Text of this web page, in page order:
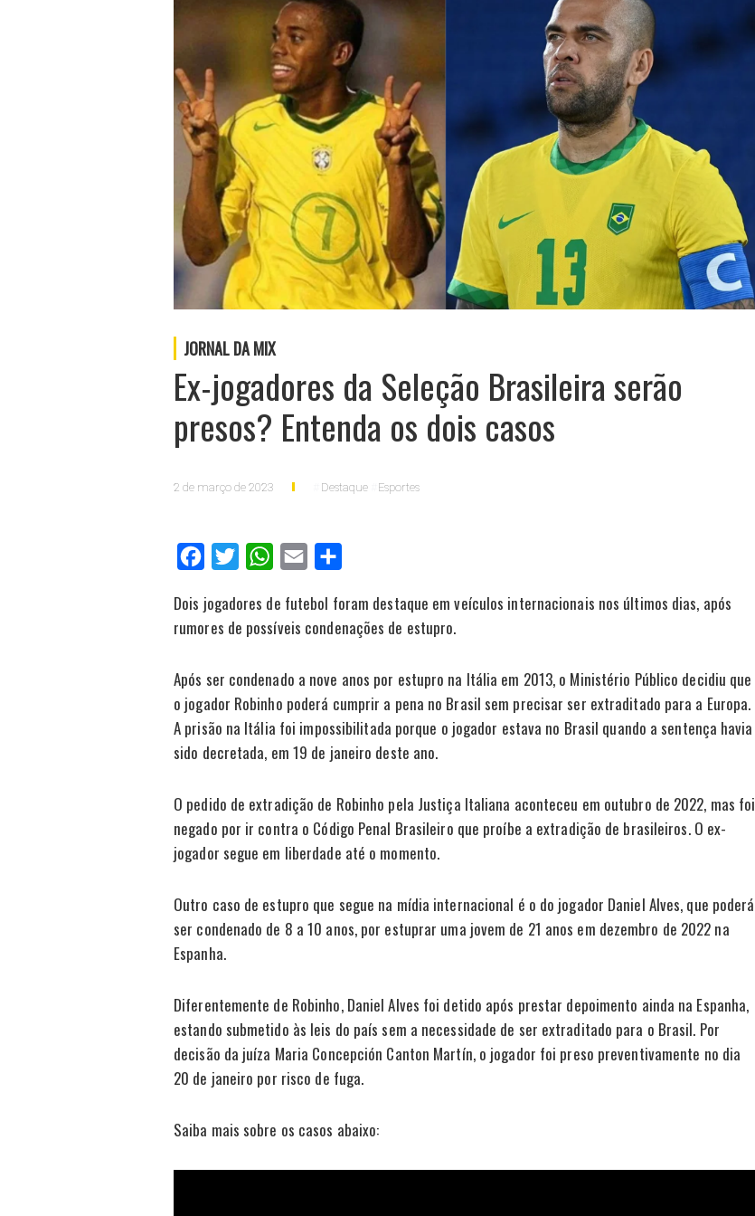
JORNAL DA MIX
Ex-jogadores da Seleção Brasileira serão
presos? Entenda os dois casos
2 de março de 2023 Destaque Esportes
FacebookTwitter WhatsAppEmail
Dois jogadores de futebol foram destaque em veículos internacionais nos últimos dias, após
rumores de possíveis condenações de estupro.
Após ser condenado a nove anos por estupro na Itália em 2013, o Ministério Público decidiu que
o jogador Robinho poderá cumprir a pena no Brasil sem precisar ser extraditado para a Europa.
A prisão na Itália foi impossibilitada porque o jogador estava no Brasil quando a sentença havia
sido decretada, em 19 de janeiro deste ano.
O pedido de extradição de Robinho pela Justiça Italiana aconteceu em outubro de 2022, mas foi
negado por ir contra o Código Penal Brasileiro que proíbe a extradição de brasileiros. O ex-
jogador segue em liberdade até o momento.
Outro caso de estupro que segue na mídia internacional é o do jogador Daniel Alves, que poderá
ser condenado de 8 a 10 anos, por estuprar uma jovem de 21 anos em dezembro de 2022 na
Espanha.
Diferentemente de Robinho, Daniel Alves foi detido após prestar depoimento ainda na Espanha,
estando submetido às leis do país sem a necessidade de ser extraditado para o Brasil. Por
decisão da juíza Maria Concepción Canton Martín, o jogador foi preso preventivamente no dia
20 de janeiro por risco de fuga.
Saiba mais sobre os casos abaixo: